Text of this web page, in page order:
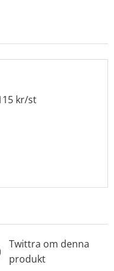
kr/st
Twittra om denna
produkt